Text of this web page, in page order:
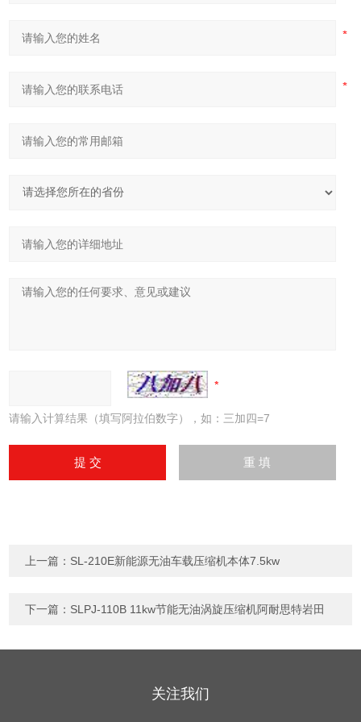
请输入计算结果（填写阿拉伯数字），如：三加四=7
上一篇： SL-210E新能源无油车载压缩机本体7.5kw
下一篇： SLPJ-110B 11kw节能无油涡旋压缩机阿耐思特岩田
关注我们